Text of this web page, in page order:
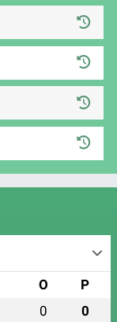
O P
0 0